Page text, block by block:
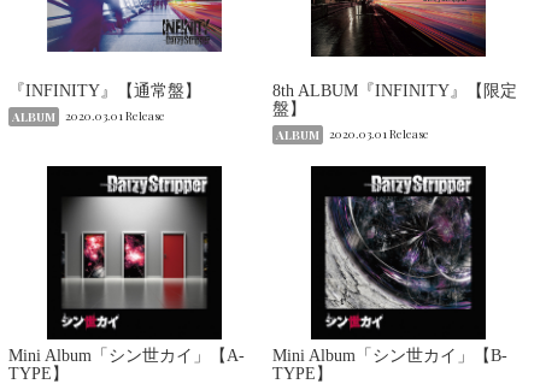
『INFINITY』【通常盤】
ALBUM 2020.03.01 Release
8th ALBUM『INFINITY』【限定
盤】
ALBUM 2020.03.01 Release
Mini Album「シン世カイ」【A-
TYPE】
Mini Album「シン世カイ」【B-
TYPE】